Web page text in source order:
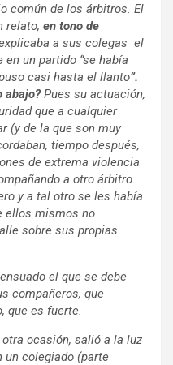
común de los árbitros. El
relato, en tono de
a sus colegas el
un partido “se había
casi hasta el llanto”.
abajo?Pues su actuación,
que a cualquier
(y de la que son muy
tiempo después,
de extrema violencia
a otro árbitro.
y a tal otro se les había
ellos mismos no
sobre sus propias
el que se debe
compañeros, que
que es fuerte.
otra ocasión, salió a la luz
un colegiado (parte